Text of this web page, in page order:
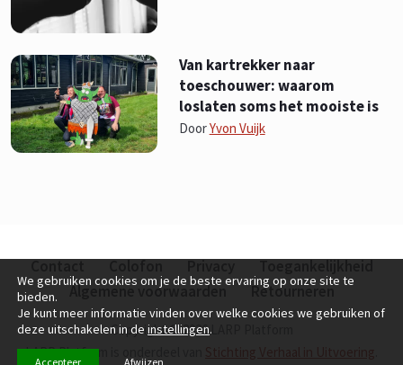
Van kartrekker naar
toeschouwer: waarom
loslaten soms het mooiste is
DoorYvon Vuijk
Algemene voorwaarden
Retourneren
Copyright © 2026 LARP Platform
LARP Platform is onderdeel van
We gebruiken cookies om je de beste ervaring op onze site te
bieden.
Je kunt meer informatie vinden over welke cookies we gebruiken of
deze uitschakelen in de instellingen.
Accepteer Afwijzen